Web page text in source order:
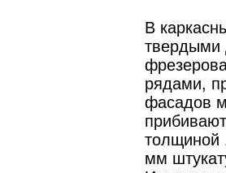
В
твердыми
рядами,
фасадов
толщиной
мм